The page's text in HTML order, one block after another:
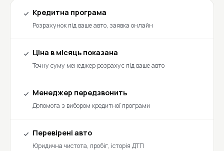
Кредитна програма
Розрахунок під ваше авто, заявка онлайн
Ціна в місяць показана
Точну суму менеджер розрахує під ваше авто
Менеджер передзвонить
Допомога з вибором кредитної програми
Перевірені авто
Юридична чистота, пробіг, історія ДТП